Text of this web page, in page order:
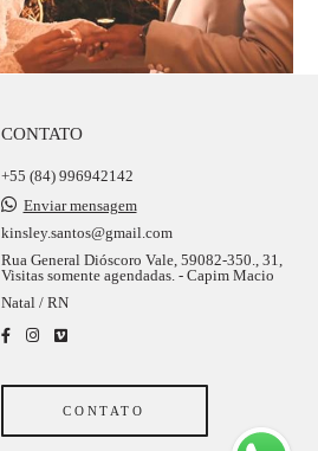
CONTATO
+55 (84) 996942142
Enviar mensagem
kinsley.santos@gmail.com
Rua General Dióscoro Vale, 59082-350., 31,
Visitas somente agendadas. - Capim Macio
Natal / RN
CONTATO